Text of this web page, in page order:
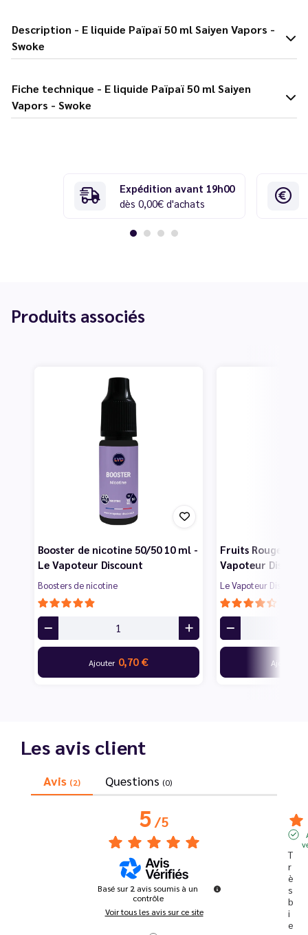
Description - E liquide Païpaï 50 ml Saiyen Vapors -
Swoke
Fiche technique - E liquide Païpaï 50 ml Saiyen
Vapors - Swoke
Expédition avant 19h00
dès 0,00€ d'achats
Produits associés
Booster de nicotine 50/50 10 ml -
Le Vapoteur Discount
Boosters de nicotine
Ajouter 0,70 €
Fruits Rouges 50
Vapoteur
Le Vapoteur Discount
Ajouter
Les avis client
Avis (2) Questions (0)
5/5
Basé sur2 avis soumis à un
contrôle
Voir tous les avis sur ce site
T
r
è
s
b
i
e